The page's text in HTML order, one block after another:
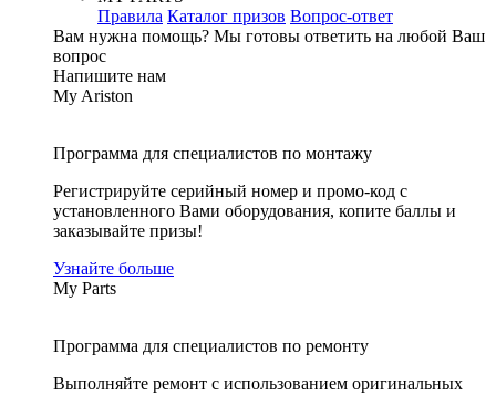
Правила Каталог призов Вопрос-ответ
Вам нужна помощь? Мы готовы ответить на любой Ваш
вопрос
Напишите нам
My Ariston
Программа для специалистов по монтажу
Регистрируйте серийный номер и промо-код с
установленного Вами оборудования, копите баллы и
заказывайте призы!
Узнайте больше
My Parts
Программа для специалистов по ремонту
Выполняйте ремонт с использованием оригинальных